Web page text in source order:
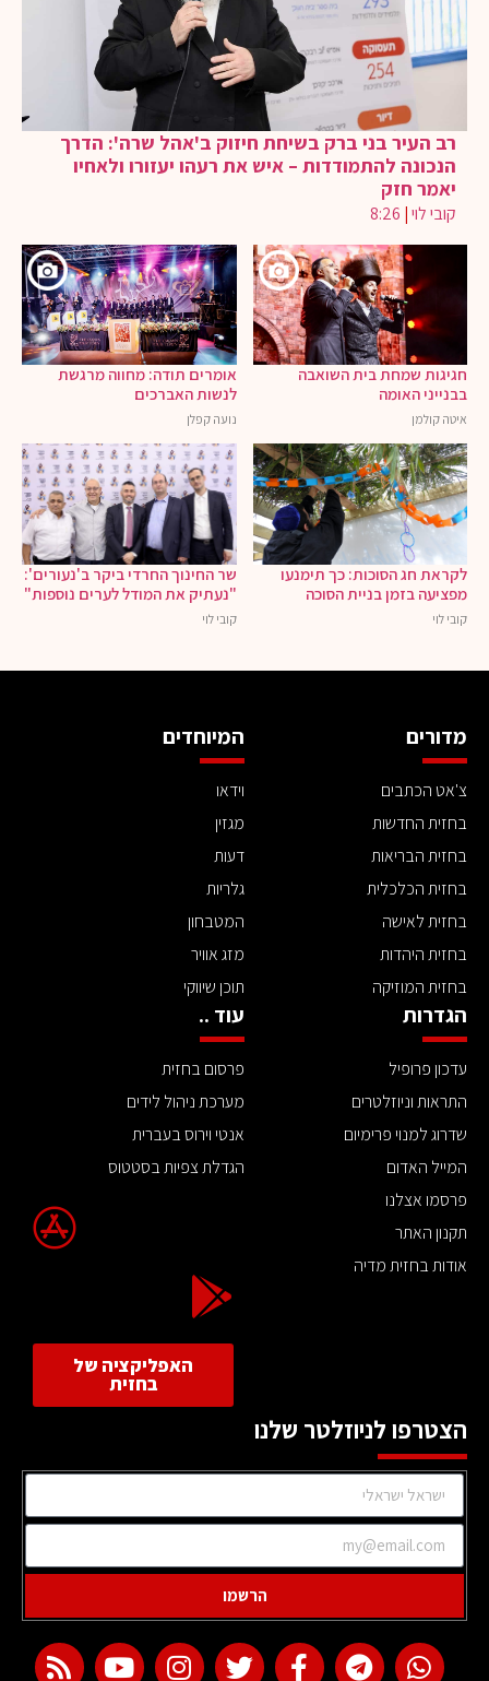
רב העיר בני ברק בשיחת חיזוק ב'אהל שרה': הדרך
הנכונה להתמודדות – איש את רעהו יעזורו ולאחיו
יאמר חזק
קובי לוי|
8:26
חגיגות שמחת בית השואבה
בבנייני האומה
איטה קולמן
אומרים תודה: מחווה מרגשת
לנשות האברכים
נועה קפלן
לקראת חג הסוכות: כך תימנעו
מפציעה בזמן בניית הסוכה
קובי לוי
שר החינוך החרדי ביקר ב'נעורים':
"נעתיק את המודל לערים נוספות"
קובי לוי
מדורים
צ'אט הכתבים
בחזית החדשות
בחזית הבריאות
בחזית הכלכלית
בחזית לאישה
בחזית היהדות
בחזית המוזיקה
המיוחדים
וידאו
מגזין
דעות
גלריות
המטבחון
מזג אוויר
תוכן שיווקי
הגדרות
עדכון פרופיל
התראות וניוזלטרים
שדרוג למנוי פרימיום
המייל האדום
פרסמו אצלנו
תקנון האתר
אודות בחזית מדיה
עוד ..
פרסום בחזית
מערכת ניהול לידים
אנטי וירוס בעברית
הגדלת צפיות בסטטוס
האפליקציה של
בחזית
הצטרפו לניוזלטר שלנו
הרשמו